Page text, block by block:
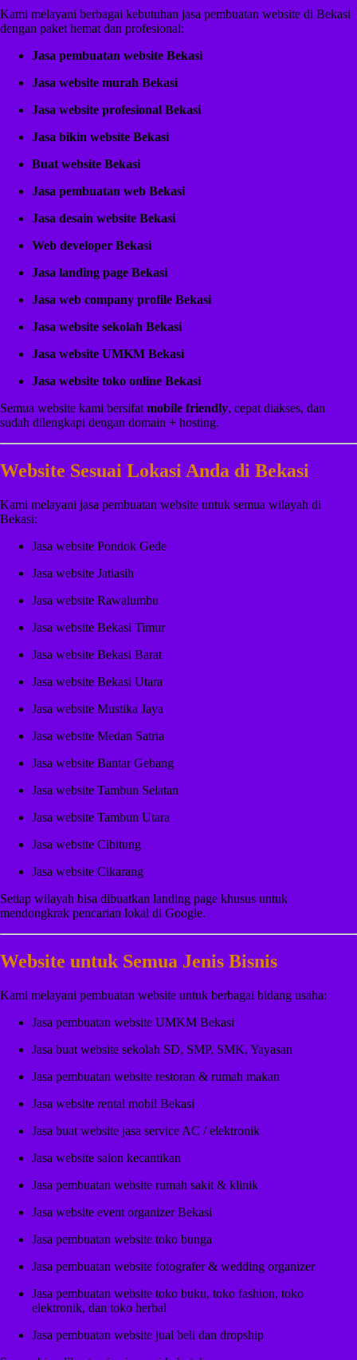
Kami melayani berbagai kebutuhan jasa pembuatan website di Bekasi
dengan paket hemat dan profesional:
Jasa pembuatan website Bekasi
Jasa website murah Bekasi
Jasa website profesional Bekasi
Jasa bikin website Bekasi
Buat website Bekasi
Jasa pembuatan web Bekasi
Jasa desain website Bekasi
Web developer Bekasi
Jasa landing page Bekasi
Jasa web company profile Bekasi
Jasa website sekolah Bekasi
Jasa website UMKM Bekasi
Jasa website toko online Bekasi
Semua website kami bersifat mobile friendly, cepat diakses, dan
sudah dilengkapi dengan domain + hosting.
Website Sesuai Lokasi Anda di Bekasi
Kami melayani jasa pembuatan website untuk semua wilayah di
Bekasi:
Jasa website Pondok Gede
Jasa website Jatiasih
Jasa website Rawalumbu
Jasa website Bekasi Timur
Jasa website Bekasi Barat
Jasa website Bekasi Utara
Jasa website Mustika Jaya
Jasa website Medan Satria
Jasa website Bantar Gebang
Jasa website Tambun Selatan
Jasa website Tambun Utara
Jasa website Cibitung
Jasa website Cikarang
Setiap wilayah bisa dibuatkan landing page khusus untuk
mendongkrak pencarian lokal di Google.
Website untuk Semua Jenis Bisnis
Kami melayani pembuatan website untuk berbagai bidang usaha:
Jasa pembuatan website UMKM Bekasi
Jasa buat website sekolah SD, SMP, SMK, Yayasan
Jasa pembuatan website restoran & rumah makan
Jasa website rental mobil Bekasi
Jasa buat website jasa service AC / elektronik
Jasa website salon kecantikan
Jasa pembuatan website rumah sakit & klinik
Jasa website event organizer Bekasi
Jasa pembuatan website toko bunga
Jasa pembuatan website fotografer & wedding organizer
Jasa pembuatan website toko buku, toko fashion, toko
elektronik, dan toko herbal
Jasa pembuatan website jual beli dan dropship